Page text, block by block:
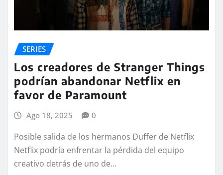
SERIES
Los creadores de Stranger Things
podrían abandonar Netflix en
favor de Paramount
Ago 18, 2025 0
Posible salida de los hermanos Duffer de Netflix
Netflix podría enfrentar la pérdida del equipo
creativo detrás de uno de…